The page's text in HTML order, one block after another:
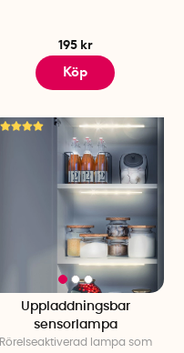
195 kr
Köp
Uppladdningsbar
sensorlampa
Rörelseaktiverad lampa som